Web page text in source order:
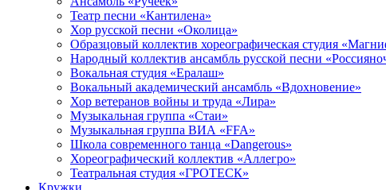
Театр песни «Кантилена»
Хор русской песни «Околица»
Образцовый коллектив хореографическая студия
Народный коллектив ансамбль русской песни
Вокальная студия «Ералаш»
Вокальный академический ансамбль «Вдохновение»
Хор ветеранов войны и труда «Лира»
Музыкальная группа «Стаи»
Музыкальная группа ВИА «FFA»
Школа современного танца «Dangerous»
Хореографический коллектив «Аллегро»
Театральная студия «ГРОТЕСК»
Кружки